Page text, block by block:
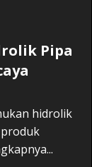
Pipa
hidrolik